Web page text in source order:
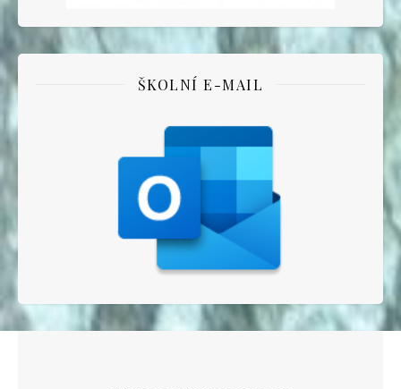
ŠKOLNÍ E-MAIL